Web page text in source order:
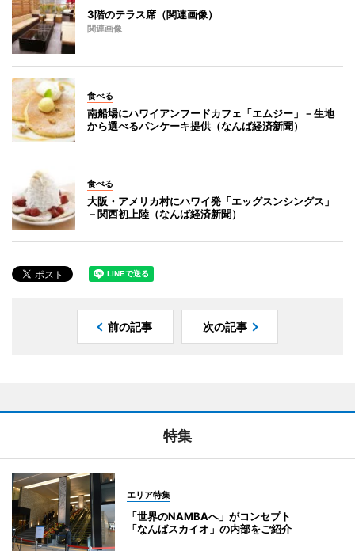
3階のテラス席（関連画像）
関連画像
食べる
南船場にハワイアンフードカフェ「エムジー」－生地
から選べるパンケーキ提供（なんば経済新聞）
食べる
大阪・アメリカ村にハワイ発「エッグスンシングス」
－関西初上陸（なんば経済新聞）
前の記事 次の記事
特集
エリア特集
「世界のNAMBAへ」がコンセプト
「なんばスカイオ」の内部をご紹介